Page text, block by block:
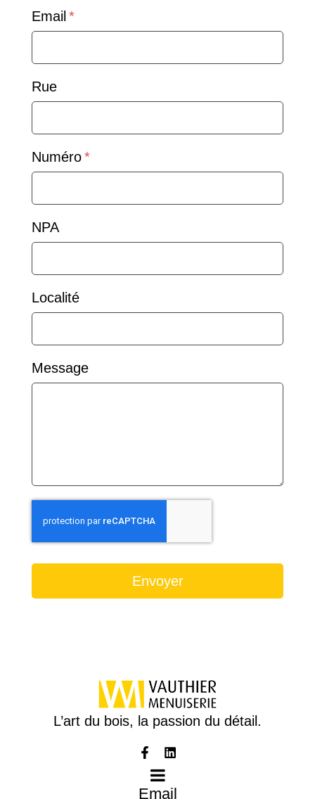
Email
Rue
Numéro
NPA
Localité
Message
Envoyer
L’art du bois, la passion du détail.
Email